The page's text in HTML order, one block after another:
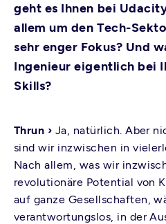
geht es Ihnen bei
allem um den Tech-
sehr enger Fokus? Und
Ingenieur eigentlich bei
Skills?
Thrun › Ja, natürlich. Aber
sind wir inzwischen in
Nach allem, was wir
revolutionäre Potential von
auf ganze Gesellschaften,
verantwortungslos, in der